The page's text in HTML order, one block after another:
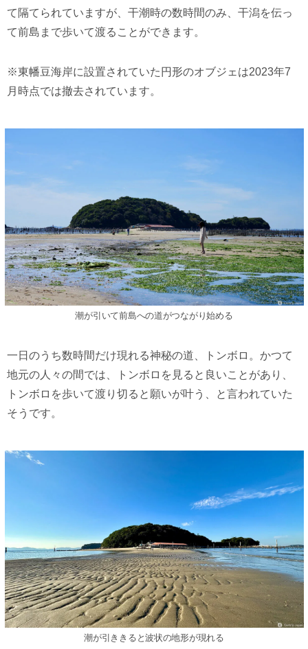
て隔てられていますが、干潮時の数時間のみ、干潟を伝っ
て前島まで歩いて渡ることができます。
※東幡豆海岸に設置されていた円形のオブジェは2023年7
月時点では撤去されています。
潮が引いて前島への道がつながり始める
一日のうち数時間だけ現れる神秘の道、トンボロ。かつて
地元の人々の間では、トンボロを見ると良いことがあり、
トンボロを歩いて渡り切ると願いが叶う、と言われていた
そうです。
潮が引ききると波状の地形が現れる